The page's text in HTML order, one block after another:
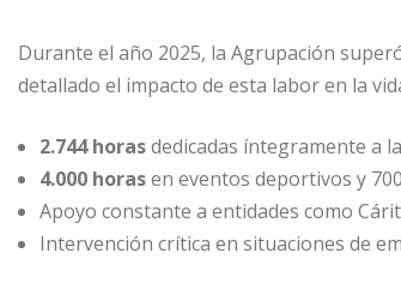
Durante el año 2025, la Agrupación
detallado el impacto de esta labor en la
2.744 horasdedicadas íntegramente a
4.000 horasen eventos deportivos y
Apoyo constante a entidades como
Intervención crítica en situaciones de